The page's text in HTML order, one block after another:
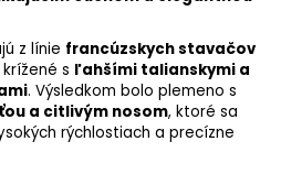
z línie francúzskych stavačov
s ľahšími talianskymi a
. Výsledkom bolo plemeno s
a citlivým nosom, ktoré sa
rýchlostiach a precízne